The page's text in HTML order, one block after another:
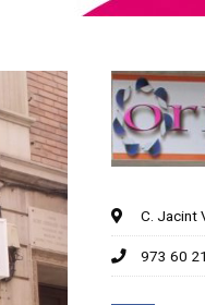
C. Jacint
973 60